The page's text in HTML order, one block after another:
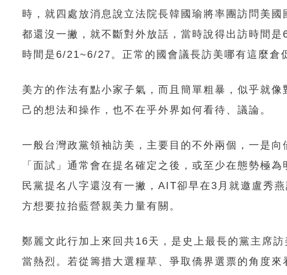
時，就四處放消息說立法院長韓國瑜將率團訪問美
都還沒一撇，就不斷對外放話，當時說得出訪時間
時間是6/21~6/27。正常的國會議長訪美哪有這麼倉
美方的作法有點小家子氣，而且簡單粗暴，似乎就
己的想法和操作，也不在乎外界如何看待、議論。
一般台灣政黨領袖訪美，主要目的不外兩個，一是
「面試」通常會在提名確定之後，或至少在態勢極
民黨提名八字還沒有一撇，AIT卻早在3月就邀盧秀
方想要拉抬藍營親美力量有關。
鄭麗文此行加上來回共16天，是史上最長的黨主席
當熱烈。若從籌措大選糧草、爭取僑界選票的角度